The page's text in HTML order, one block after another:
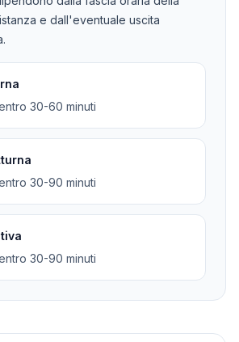
e dall'eventuale uscita
30-60 minuti
30-90 minuti
30-90 minuti